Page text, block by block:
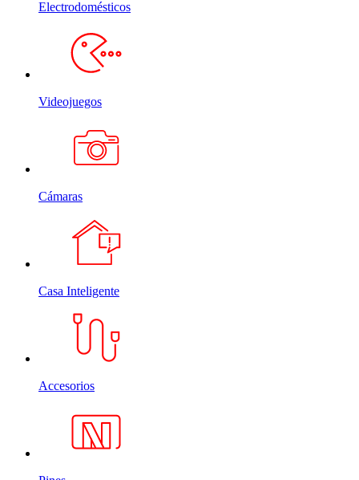
Electrodomésticos
Videojuegos
Cámaras
Casa Inteligente
Accesorios